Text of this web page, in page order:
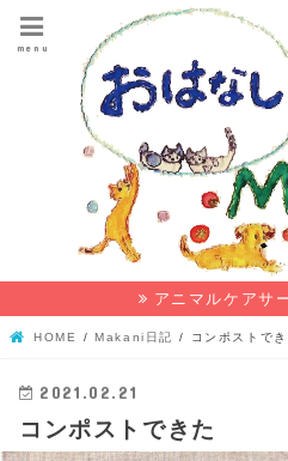
menu
アニマルケアサ
HOME Makani日記 コンポストでき
2021.02.21
コンポストできた